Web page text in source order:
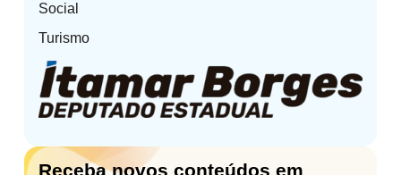
Social
Turismo
Receba novos conteúdos em